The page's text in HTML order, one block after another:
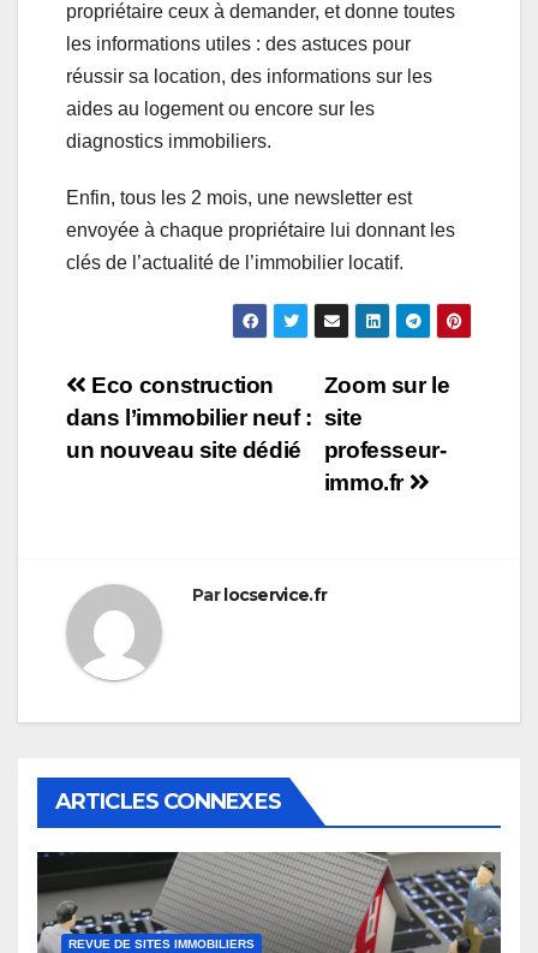
propriétaire ceux à demander, et donne toutes
les informations utiles : des astuces pour
réussir sa location, des informations sur les
aides au logement ou encore sur les
diagnostics immobiliers.
Enfin, tous les 2 mois, une newsletter est
envoyée à chaque propriétaire lui donnant les
clés de l’actualité de l’immobilier locatif.
Navigation
de
Zoom sur le
site
professeur-
immo.fr
Eco construction
dans l’immobilier neuf :
un nouveau site dédié
Par locservice.fr
ARTICLES CONNEXES
REVUE DE SITES IMMOBILIERS